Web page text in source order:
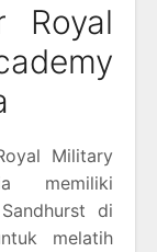
Royal
Military
memiliki
di
melatih